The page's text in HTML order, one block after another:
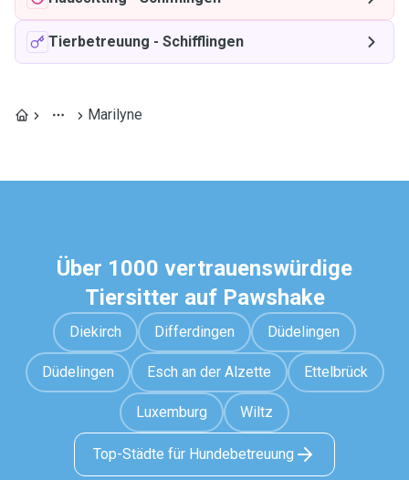
Tierbetreuung - Schifflingen
Marilyne
Über 1000 vertrauenswürdige
Tiersitter auf Pawshake
Diekirch Differdingen Düdelingen
Düdelingen Esch an der Alzette Ettelbrück
Luxemburg Wiltz
Top-Städte für Hundebetreuung